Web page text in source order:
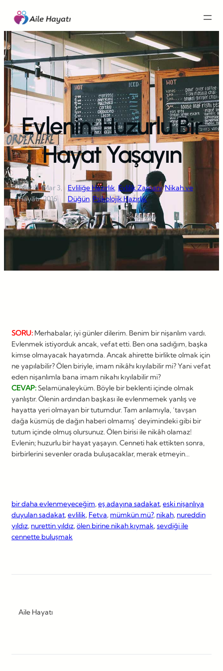
İçeriğe
geç
Evlenin; Huzurlu Bir
Hayat Yaşayın
Aile
Hayatı
·
Mar 3,
2016
·
Evliliğe Hazırlık, Evlilik Zamanı, Nikah ve
Düğün, Psikolojik Hazırlık
SORU: Merhabalar, iyi günler dilerim. Benim bir nişanlım vardı.
Evlenmek istiyorduk ancak, vefat etti. Ben ona sadığım, başka
kimse olmayacak hayatımda. Ancak ahirette birlikte olmak için
ne yapılabilir? Ölen biriyle, imam nikâhı kıyılabilir mi? Yani vefat
eden nişanlımla bana imam nikahı kıyılabilir mi?
CEVAP:Selamünaleyküm. Böyle bir beklenti içinde olmak
yanlıştır. Ölenin ardından başkası ile evlenmemek yanlış ve
hayatta yeri olmayan bir tutumdur. Tam anlamıyla, ‘tavşan
dağa küsmüş de dağın haberi olmamış’ deyimindeki gibi bir
tutum içinde olmuş olursunuz. Ölen birisi ile nikâh olamaz!
Evlenin; huzurlu bir hayat yaşayın. Cenneti hak ettikten sonra,
birbirlerini sevenler orada buluşacaklar, merak etmeyin…
bir daha evlenmeyeceğim, eş adayına sadakat, eski nişanlıya
duyulan sadakat, evlilik, Fetva, mümkün mü?, nikah, nureddin
yıldız, nurettin yıldız, ölen birine nikah kıymak, sevdiği ile
cennette buluşmak
Aile Hayatı